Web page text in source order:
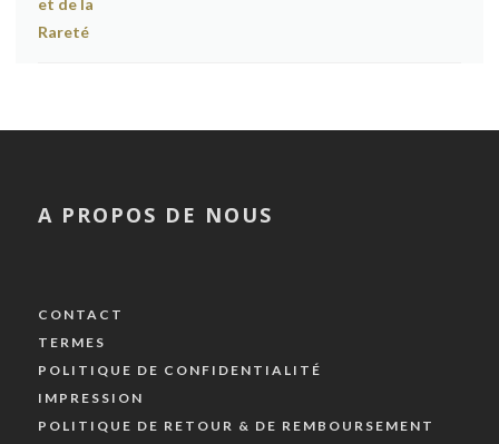
A PROPOS DE NOUS
CONTACT
TERMES
POLITIQUE DE CONFIDENTIALITÉ
IMPRESSION
POLITIQUE DE RETOUR & DE REMBOURSEMENT